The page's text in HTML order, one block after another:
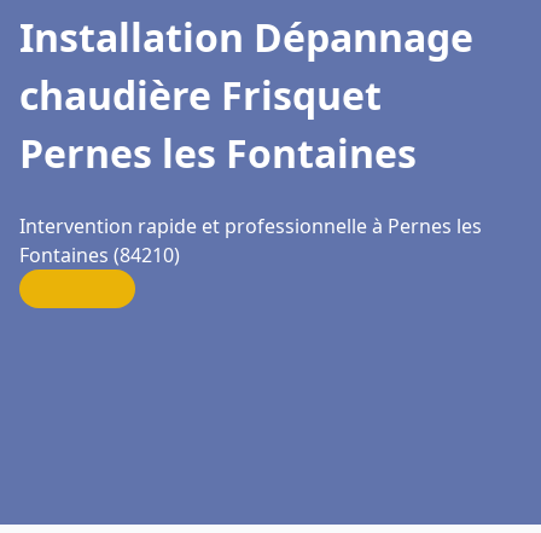
Installation Dépannage
chaudière Frisquet
Pernes les Fontaines
Intervention rapide et professionnelle à Pernes les
Fontaines (84210)